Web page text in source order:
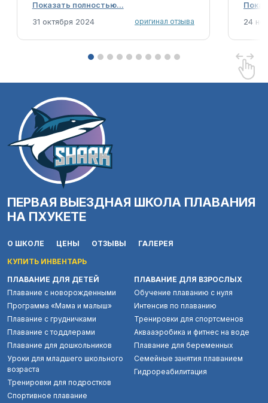
ногами начал работать и
горизонтально начал плавать (а то
восторге! Шикарная у вас тренер!
31 октября 2024 оригинал отзыва 24
ПЕРВАЯ ВЫЕЗДНАЯ ШКОЛА ПЛАВАНИЯ
НА ПХУКЕТЕ
О ШКОЛЕ ЦЕНЫ ОТЗЫВЫ
ГАЛЕРЕЯ
КУПИТЬ ИНВЕНТАРЬ
ПЛАВАНИЕ ДЛЯ ДЕТЕЙ
Плавание с новорожденными
Программа «Мама и малыш»
Плавание с грудничками
Плавание с тоддлерами
Плавание для дошкольников
Уроки для младшего школьного
возраста
Тренировки для подростков
Спортивное плавание
ПЛАВАНИЕ ДЛЯ ВЗРОСЛЫХ
Обучение плаванию с нуля
Интенсив по плаванию
Тренировки для спортсменов
Аквааэробика и фитнес на воде
Плавание для беременных
Семейные занятия плаванием
Гидрореабилитация